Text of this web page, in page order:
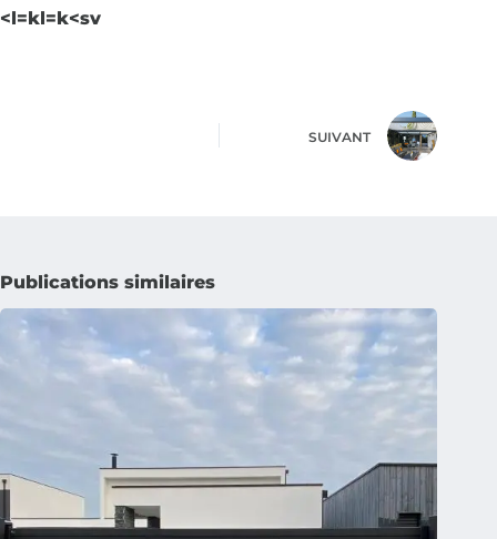
<l=kl=k<sv
SUIVANT
Publications similaires